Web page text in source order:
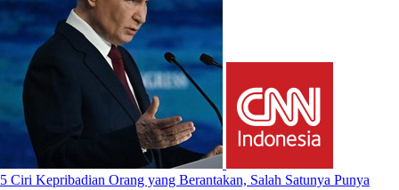
5 Ciri Kepribadian Orang yang Berantakan, Salah Satunya Punya